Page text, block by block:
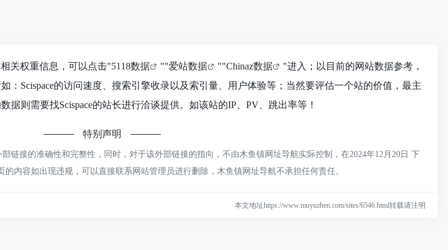
关权重信息，可以点击"5118数据 ""爱站数据 ""Chinaz数据
"进入；以目前的网站数据参考，
：Scispace的访问速度、搜索引擎收录以及索引量、用户体验等；当然要评估一个站的价值，最主
则需要找Scispace的站长进行洽谈提供。如该站的IP、PV、跳出率等！
特别声明
链接的准确性和完整性，同时，对于该外部链接的指向，不由木鱼镇网址导航实际控制，在2024年12月20日 下
内容如出现违规，可以直接联系网站管理员进行删除，木鱼镇网址导航不承担任何责任。
本文地址https://www.muyuzhen.com/sites/6546.html转载请注明